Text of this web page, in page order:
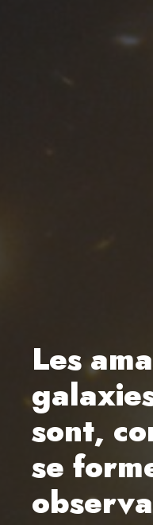
Les
sont,
se